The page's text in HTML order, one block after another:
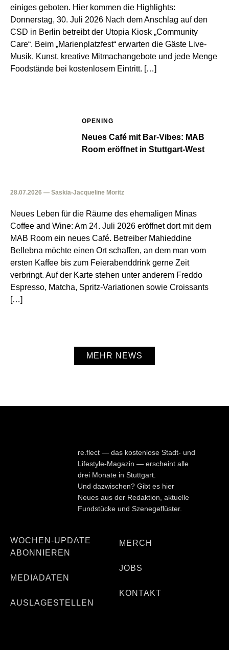
einiges geboten. Hier kommen die Highlights:
Donnerstag, 30. Juli 2026 Nach dem Anschlag auf den
CSD in Berlin betreibt der Utopia Kiosk „Community
Care“. Beim „Marienplatzfest“ erwarten die Gäste Live-
Musik, Kunst, kreative Mitmachangebote und jede Menge
Foodstände bei kostenlosem Eintritt. […]
OPENING
Neues Café mit Bar-Vibes: MAB
Room eröffnet in Stuttgart-West
28.07.2026 — Saskia-Jacqueline Moritz
Neues Leben für die Räume des ehemaligen Minas
Coffee and Wine: Am 24. Juli 2026 eröffnet dort mit dem
MAB Room ein neues Café. Betreiber Mahieddine
Bellebna möchte einen Ort schaffen, an dem man vom
ersten Kaffee bis zum Feierabenddrink gerne Zeit
verbringt. Auf der Karte stehen unter anderem Freddo
Espresso, Matcha, Spritz-Variationen sowie Croissants
[…]
MEHR NEWS
re.flect — das kostenlose Stadt- und
Lifestyle-Magazin — erscheint alle
drei Monate in Stuttgart.
Und dazwischen? Gibt es hier
Neues aus der Redaktion, aktuelle
Fundstücke und Szenegeflüster.
WOCHEN-UPDATE
ABONNIEREN
MEDIADATEN
AUSLAGESTELLEN
MERCH
JOBS
KONTAKT